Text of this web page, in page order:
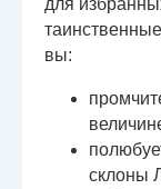
вы:
склоны